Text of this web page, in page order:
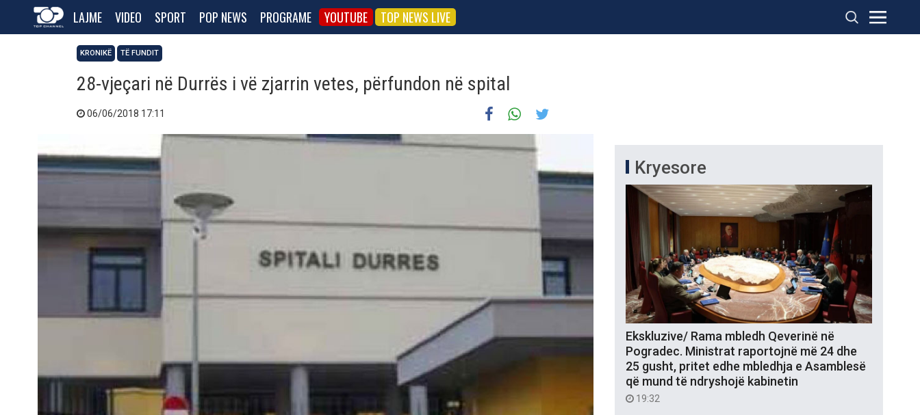
LAJME VIDEO SPORT POP NEWS PROGRAME YOUTUBE TOP NEWS LIVE
KRONIKË TË FUNDIT
28-vjeçari në Durrës i vë zjarrin vetes, përfundon në spital
06/06/2018 17:11
Kryesore
Ekskluzive/ Rama mbledh Qeverinë në
Pogradec. Ministrat raportojnë më 24 dhe
25 gusht, pritet edhe mbledhja e Asamblesë
që mund të ndryshojë kabinetin
19:32